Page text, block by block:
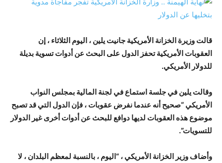
قالت وزيرة الخزانة الأمريكية جانيت يلين ، اليوم الثلاثاء ، إن
العقوبات الأمريكية تحفز الدول على البحث عن أدوات تسوية بديلة
للدولار الأمريكي.
وقالت يلين في جلسة استماع في لجنة المالية بمجلس النواب
الأمريكي “صحيح أنه عندما نفرض عقوبات ، فإن الدول التي قد تصبح
موضوع هذه العقوبات لديها دوافع للبحث عن أدوات أخرى غير الدولار
للتسويات”.
وأضاف وزير الخزانة الأمريكي ، “اليوم ، بالنسبة لمعظم البلدان ، لا